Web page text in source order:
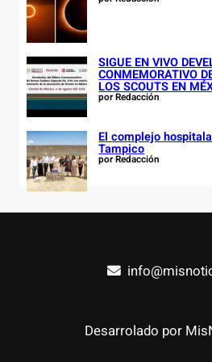
SIGUE EN VIVO
CONMEMORATIVO
LOS SCOUTS EN
por Redacción
El complejo
Tampico
por Redacción
Desarrolado por